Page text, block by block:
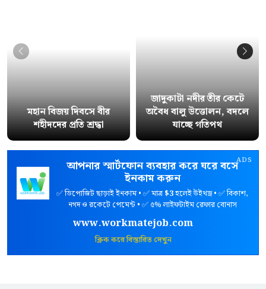
মহান বিজয় দিবসে বীর
শহীদদের প্রতি শ্রদ্ধা
জাদুকাটা নদীর তীর কেটে
অবৈধ বালু উত্তোলন, বদলে
যাচ্ছে গতিপথ
ADS
আপনার স্মার্টফোন ব্যবহার করে ঘরে বসে
ইনকাম করুন
✅ ডিপোজিট ছাড়াই ইনকাম • ✅ মাত্র$3হলেই উইথড্র • ✅ বিকাশ,
নগদ ও রকেটে পেমেন্ট • ✅ ৫% লাইফটাইম রেফার বোনাস
www.workmatejob.com
ক্লিক করে বিস্তারিত দেখুন